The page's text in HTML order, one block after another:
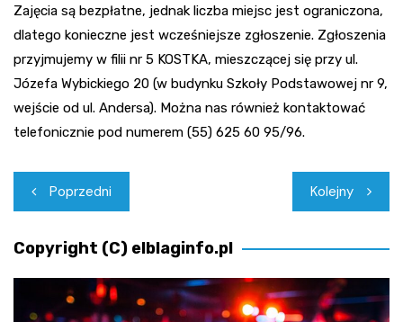
Zajęcia są bezpłatne, jednak liczba miejsc jest ograniczona,
dlatego konieczne jest wcześniejsze zgłoszenie. Zgłoszenia
przyjmujemy w filii nr 5 KOSTKA, mieszczącej się przy ul.
Józefa Wybickiego 20 (w budynku Szkoły Podstawowej nr 9,
wejście od ul. Andersa). Można nas również kontaktować
telefonicznie pod numerem (55) 625 60 95/96.
Nawigacja
wpisu
Poprzedni Kolejny
Copyright (C) elblaginfo.pl